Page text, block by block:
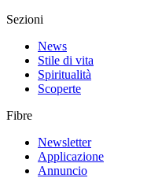
Sezioni
News
Stile di vita
Spiritualità
Scoperte
Fibre
Newsletter
Applicazione
Annuncio